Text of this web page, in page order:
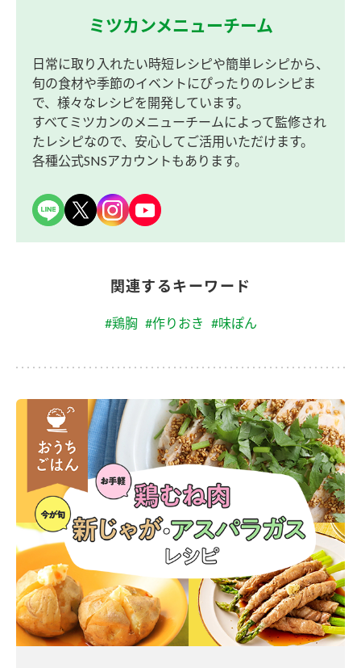
ミツカンメニューチーム
日常に取り入れたい時短レシピや簡単レシピから、
旬の食材や季節のイベントにぴったりのレシピま
で、様々なレシピを開発しています。
すべてミツカンのメニューチームによって監修され
たレシピなので、安心してご活用いただけます。
各種公式SNSアカウントもあります。
関連するキーワード
#鶏胸 #作りおき #味ぽん